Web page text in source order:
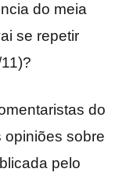
do meia
se repetir
do
opiniões sobre
pelo